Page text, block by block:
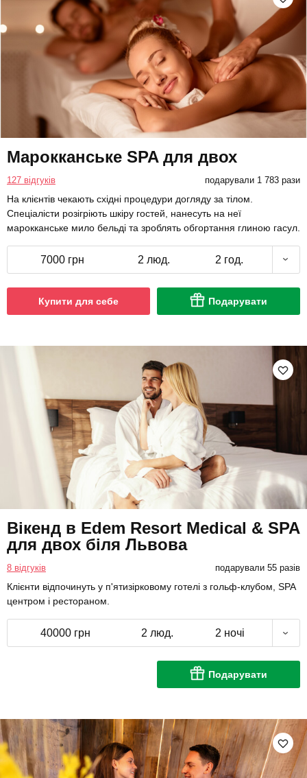
Марокканське SPA для двох
127 відгуків подарували 1 783 рази
На клієнтів чекають східні процедури догляду за тілом.
Спеціалісти розігріють шкіру гостей, нанесуть на неї
марокканське мило бельді та зроблять обгортання глиною гасул.
7000 грн 2 люд. 2 год.
Купити для себе Подарувати
Вікенд в Edem Resort Medical & SPA
для двох біля Львова
8 відгуків подарували 55 разів
Клієнти відпочинуть у п'ятизірковому готелі з гольф-клубом, SPA
центром і рестораном.
40000 грн 2 люд. 2 ночі
Подарувати